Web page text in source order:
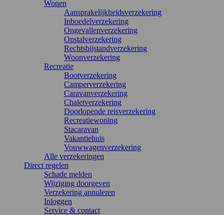
Wonen
Aansprakelijkheidsverzekering
Inboedelverzekering
Ongevallenverzekering
Opstalverzekering
Rechtsbijstandverzekering
Woonverzekering
Recreatie
Bootverzekering
Camperverzekering
Caravanverzekering
Chaletverzekering
Doorlopende reisverzekering
Recreatiewoning
Stacaravan
Vakantiehuis
Vouwwagenverzekering
Alle verzekeringen
Direct regelen
Schade melden
Wijziging doorgeven
Verzekering annuleren
Inloggen
Service & contact